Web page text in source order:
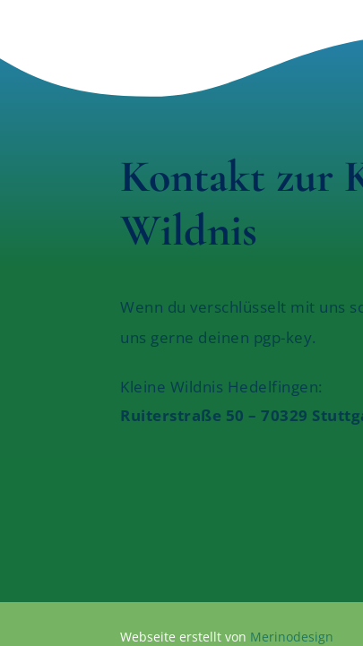
Kontakt zur
Wildnis
Wenn du verschlüsselt mit uns
uns gerne deinen pgp-key.
Kleine Wildnis Hedelfingen:
Ruiterstraße 50 – 70329
Webseite erstellt von Merinodesign